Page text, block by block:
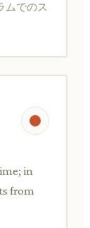
ムでのス
in
from